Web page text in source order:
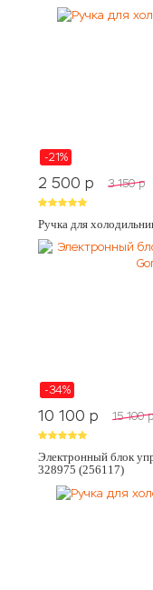
-21%
2 500 p 3 150 p
Ручка для
-34%
10 100 p 15 100 p
Электронный блок
328975 (256117)